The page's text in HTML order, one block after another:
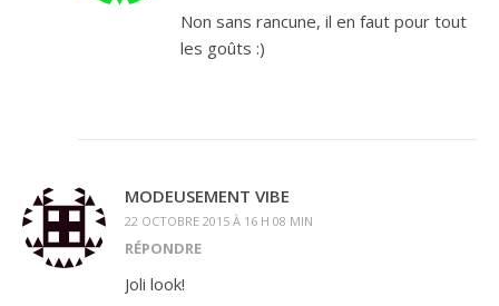
Non sans rancune, il en faut pour tout
les goûts :)
MODEUSEMENT VIBE
22 OCTOBRE 2015 À 16 H 08 MIN
RÉPONDRE
Joli look!